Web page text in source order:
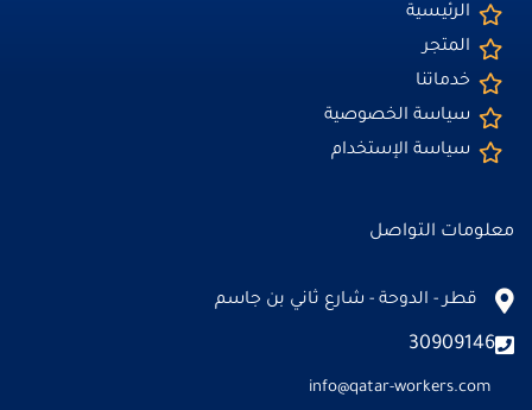
الرئيسية
المتجر
خدماتنا
سياسة الخصوصية
سياسة الإستخدام
معلومات التواصل
قطر - الدوحة - شارع ثاني بن جاسم
30909146
info@qatar-workers.com